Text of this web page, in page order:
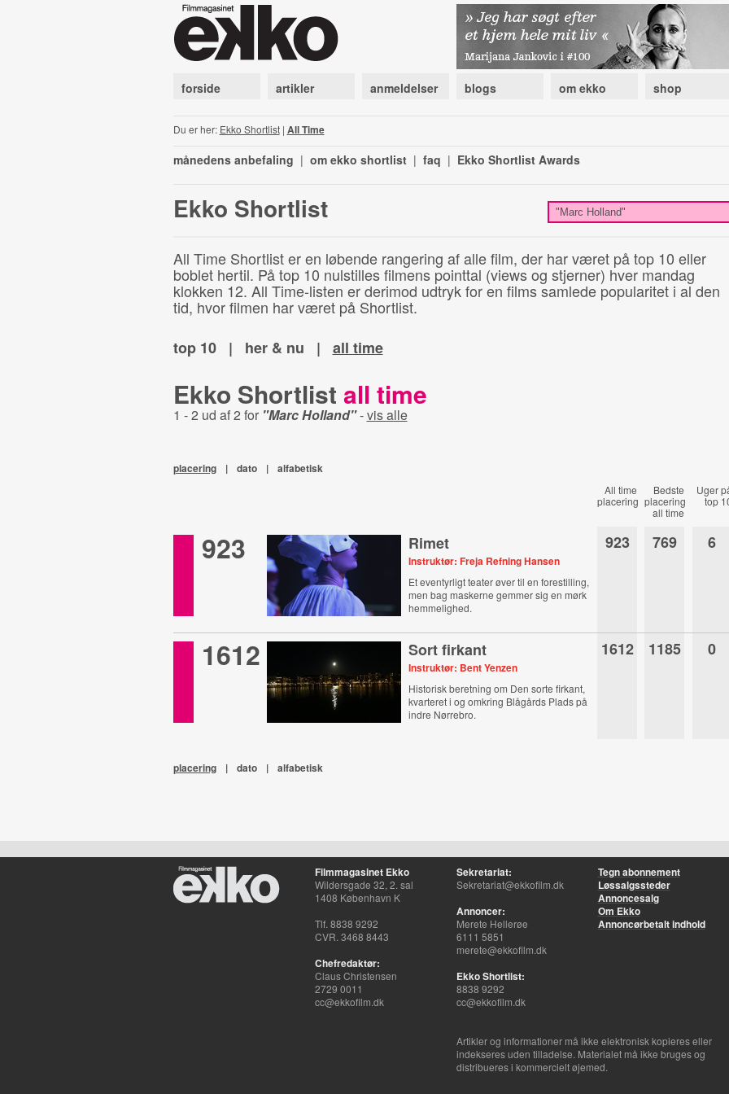
forside artikler anmeldelser blogs om ekko shop
Du er her: Ekko Shortlist| All Time
månedens anbefaling | om ekko shortlist | faq | Ekko Shortlist Awards
Ekko Shortlist
All Time Shortlist er en løbende rangering af alle film, der har været på top 10 eller
boblet hertil. På top 10 nulstilles filmens pointtal (views og stjerner) hver mandag
klokken 12. All Time-listen er derimod udtryk for en films samlede popularitet i al den
tid, hvor filmen har været på Shortlist.
top 10
| her & nu | all time
Ekko Shortlist all time
1 - 2 ud af 2 for "Marc Holland"-vis alle
placering | dato | alfabetisk
All time
placering
Bedste
placering
all time
Uger
top
923 Rimet
Instruktør: Freja Refning Hansen
Et eventyrligt teater øver til en forestilling,
men bag maskerne gemmer sig en mørk
hemmelighed.
923 769 6
1612 Sort firkant
Instruktør: Bent Yenzen
Historisk beretning om Den sorte firkant,
kvarteret i og omkring Blågårds Plads på
indre Nørrebro.
1612 1185 0
placering | dato | alfabetisk
Filmmagasinet Ekko
Wildersgade 32, 2. sal
1408 København K
Tlf. 8838 9292
CVR. 3468 8443
Chefredaktør:
Claus Christensen
2729 0011
cc@ekkofilm.dk
Sekretariat:
Sekretariat@ekkofilm.dk
Annoncer:
Merete Hellerøe
6111 5851
merete@ekkofilm.dk
Ekko Shortlist:
8838 9292
cc@ekkofilm.dk
Tegn abonnement
Løssalgssteder
Annoncesalg
Om Ekko
Annoncørbetalt indhold
Artikler og informationer må ikke elektronisk kopieres eller
indekseres uden tilladelse. Materialet må ikke bruges og
distribueres i kommercielt øjemed.